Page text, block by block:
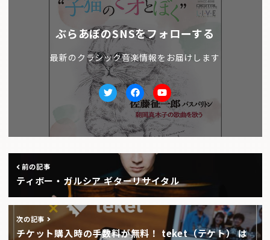
ぶらあぼのSNSをフォローする
最新のクラシック音楽情報をお届けします
TwitterfacebookYoutube
前の記事
ティボー・ガルシア ギターリサイタル
次の記事
チケット購入時の手数料が無料！ teket（テケト） は